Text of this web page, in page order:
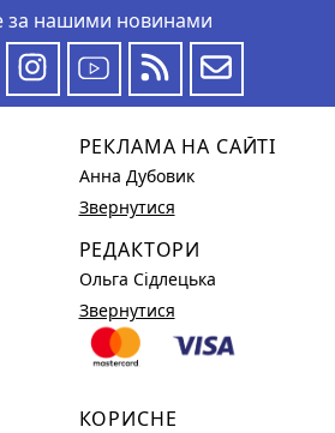
за нашими новинами
РЕКЛАМА НА САЙТІ
Анна Дубовик
Звернутися
РЕДАКТОРИ
Ольга Сідлецька
Звернутися
КОРИСНЕ